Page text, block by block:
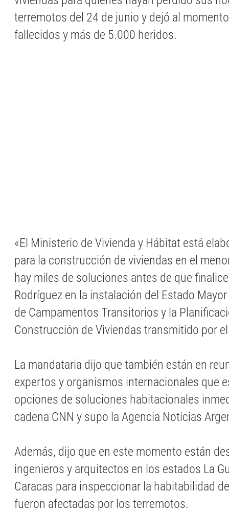
terremotos del 24 de junio y dejó al
fallecidos y más de 5.000 heridos.
«El Ministerio de Vivienda y Hábitat está
para la construcción de viviendas en el
hay miles de soluciones antes de que
Rodríguez en la instalación del Estado
de Campamentos Transitorios y la
Construcción de Viviendas transmitido por
La mandataria dijo que también están en
expertos y organismos internacionales que
opciones de soluciones habitacionales
cadena CNN y supo la Agencia Noticias
Además, dijo que en este momento están
ingenieros y arquitectos en los estados La
Caracas para inspeccionar la habitabilidad
fueron afectadas por los terremotos.